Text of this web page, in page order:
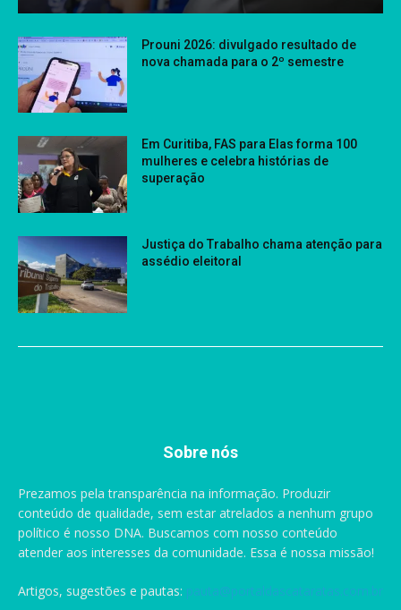
Prouni 2026: divulgado resultado de
nova chamada para o 2º semestre
Em Curitiba, FAS para Elas forma 100
mulheres e celebra histórias de
superação
Justiça do Trabalho chama atenção para
assédio eleitoral
Sobre nós
Prezamos pela transparência na informação. Produzir
conteúdo de qualidade, sem estar atrelados a nenhum grupo
político é nosso DNA. Buscamos com nosso conteúdo
atender aos interesses da comunidade. Essa é nossa missão!
Artigos, sugestões e pautas: pauta@portaldascataratas.com.br